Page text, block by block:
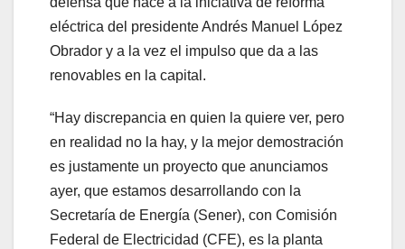
eléctrica del presidente Andrés Manuel López
Obrador y a la vez el impulso que da a las
renovables en la capital.
“Hay discrepancia en quien la quiere ver, pero
en realidad no la hay, y la mejor demostración
es justamente un proyecto que anunciamos
ayer, que estamos desarrollando con la
Secretaría de Energía (Sener), con Comisión
Federal de Electricidad (CFE), es la planta